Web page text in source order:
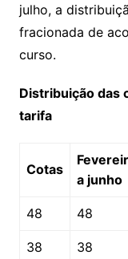
julho, a
fracionada de
curso.
Distribuição das
tarifa
Cotas
a junho
48 48
38 38